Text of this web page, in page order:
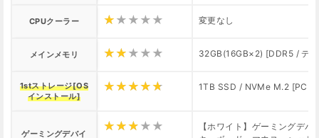
CPUクーラー 変更なし
メインメモリ 32GB(16GB×2) [DDR5 / デ
1stストレージ[OS
インストール]
1TB SSD / NVMe M.2
ゲーミングデバイ
【ホワイト】ゲーミングデバ